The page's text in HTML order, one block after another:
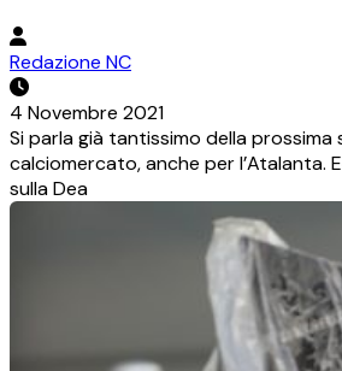
Redazione NC
4 Novembre 2021
Si parla già tantissimo della prossima
calciomercato, anche per l’Atalanta.
sulla Dea